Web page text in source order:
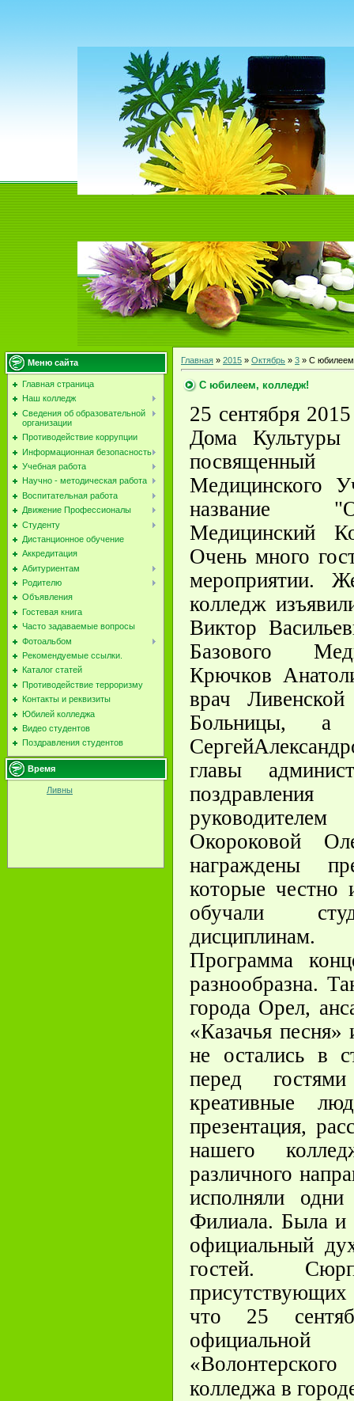
Меню сайта
Главная страница
Наш колледж
Сведения об образовательной
организации
Противодействие коррупции
Информационная безопасность
Учебная работа
Научно - методическая работа
Воспитательная работа
Движение Профессионалы
Студенту
Дистанционное обучение
Аккредитация
Абитуриентам
Родителю
Объявления
Гостевая книга
Часто задаваемые вопросы
Фотоальбом
Рекомендуемые ссылки.
Каталог статей
Противодействие терроризму
Контакты и реквизиты
Юбилей колледжа
Видео студентов
Поздравления студентов
Время
Ливны
Главная » 2015 » Октябрь » 3 » С
С юбилеем, колледж!
25 сентября
Дома Культуры
посвященный
Медицинского
название
Медицинский
Очень много
мероприятии.
колледж
Виктор
Базового
Крючков
врач
Больницы,
Сергей
главы
Окороковой
награждены
которые честно
обучали
дисциплинам.
Программа
разнообразна.
города Орел,
«Казачья
не остались в
перед
креативные
презентация,
нашего
различного
исполняли
Филиала. Была и
официальный
гостей.
присутствующих
что 25
колледжа в